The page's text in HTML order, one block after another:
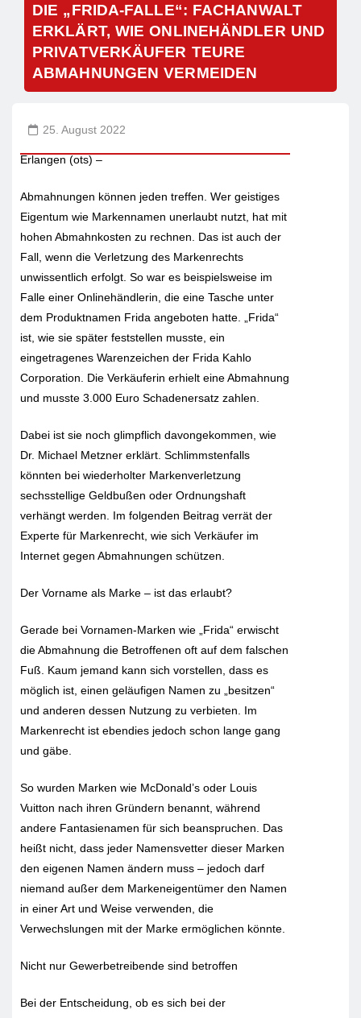
DIE „FRIDA-FALLE“: FACHANWALT
ERKLÄRT, WIE ONLINEHÄNDLER UND
PRIVATVERKÄUFER TEURE
ABMAHNUNGEN VERMEIDEN
25. August 2022
Erlangen (ots) –
Abmahnungen können jeden treffen. Wer geistiges
Eigentum wie Markennamen unerlaubt nutzt, hat mit
hohen Abmahnkosten zu rechnen. Das ist auch der
Fall, wenn die Verletzung des Markenrechts
unwissentlich erfolgt. So war es beispielsweise im
Falle einer Onlinehändlerin, die eine Tasche unter
dem Produktnamen Frida angeboten hatte. „Frida“
ist, wie sie später feststellen musste, ein
eingetragenes Warenzeichen der Frida Kahlo
Corporation. Die Verkäuferin erhielt eine Abmahnung
und musste 3.000 Euro Schadenersatz zahlen.
Dabei ist sie noch glimpflich davongekommen, wie
Dr. Michael Metzner erklärt. Schlimmstenfalls
könnten bei wiederholter Markenverletzung
sechsstellige Geldbußen oder Ordnungshaft
verhängt werden. Im folgenden Beitrag verrät der
Experte für Markenrecht, wie sich Verkäufer im
Internet gegen Abmahnungen schützen.
Der Vorname als Marke – ist das erlaubt?
Gerade bei Vornamen-Marken wie „Frida“ erwischt
die Abmahnung die Betroffenen oft auf dem falschen
Fuß. Kaum jemand kann sich vorstellen, dass es
möglich ist, einen geläufigen Namen zu „besitzen“
und anderen dessen Nutzung zu verbieten. Im
Markenrecht ist ebendies jedoch schon lange gang
und gäbe.
So wurden Marken wie McDonald’s oder Louis
Vuitton nach ihren Gründern benannt, während
andere Fantasienamen für sich beanspruchen. Das
heißt nicht, dass jeder Namensvetter dieser Marken
den eigenen Namen ändern muss – jedoch darf
niemand außer dem Markeneigentümer den Namen
in einer Art und Weise verwenden, die
Verwechslungen mit der Marke ermöglichen könnte.
Nicht nur Gewerbetreibende sind betroffen
Bei der Entscheidung, ob es sich bei der